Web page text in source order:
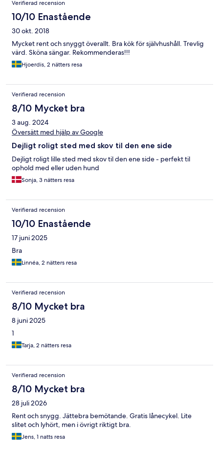
Verifierad recension
10/10 Enastående
30 okt. 2018
Mycket rent och snyggt överallt. Bra kök för självhushåll. Trevlig
värd. Sköna sängar. Rekommenderas!!!
Hjoerdis, 2 nätters resa
Verifierad recension
8/10 Mycket bra
3 aug. 2024
Översätt med hjälp av Google
Dejligt roligt sted med skov til den ene side
Dejligt roligt lille sted med skov til den ene side - perfekt til
ophold med eller uden hund
Sonja, 3 nätters resa
Verifierad recension
10/10 Enastående
17 juni 2025
Bra
Linnéa, 2 nätters resa
Verifierad recension
8/10 Mycket bra
8 juni 2025
1
Tarja, 2 nätters resa
Verifierad recension
8/10 Mycket bra
28 juli 2026
Rent och snygg. Jättebra bemötande. Gratis lånecykel. Lite
slitet och lyhört, men i övrigt riktigt bra.
Jens, 1 natts resa